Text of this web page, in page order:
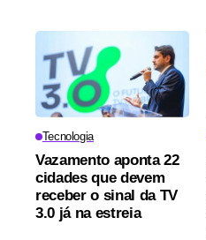
Tecnologia
Vazamento aponta 22
cidades que devem
receber o sinal da TV
3.0 já na estreia